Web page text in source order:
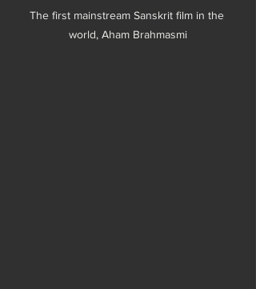
The first mainstream Sanskrit film in the
world, Aham Brahmasmi